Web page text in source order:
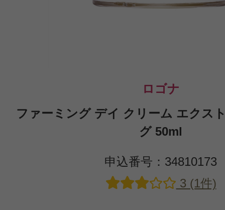
ロゴナ
ファーミング デイ クリーム エクス
グ 50ml
申込番号：34810173
3 (1件)